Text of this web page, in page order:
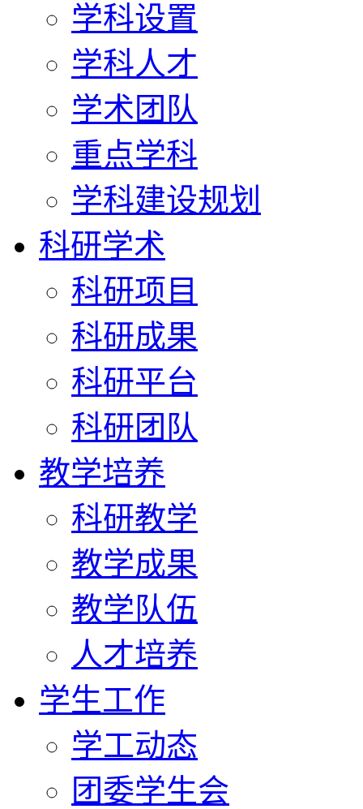
学科设置
学科人才
学术团队
重点学科
学科建设规划
科研学术
科研项目
科研成果
科研平台
科研团队
教学培养
科研教学
教学成果
教学队伍
人才培养
学生工作
学工动态
团委学生会